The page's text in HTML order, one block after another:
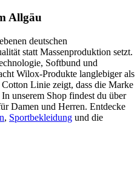
Allgäu
deutschen
statt Massenproduktion setzt.
Softbund und
Wilox-Produkte langlebiger als
Linie zeigt, dass die Marke
unserem Shop findest du über
Damen und Herren. Entdecke
, Sportbekleidung und die